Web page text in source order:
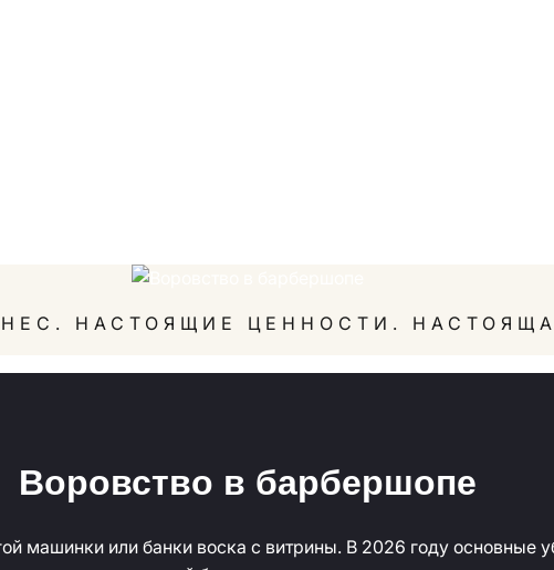
НАСТОЯЩИЕ ЦЕННОСТИ.
Воровство в барбершопе
машинки или банки воска с витрины. В 2026 году основные